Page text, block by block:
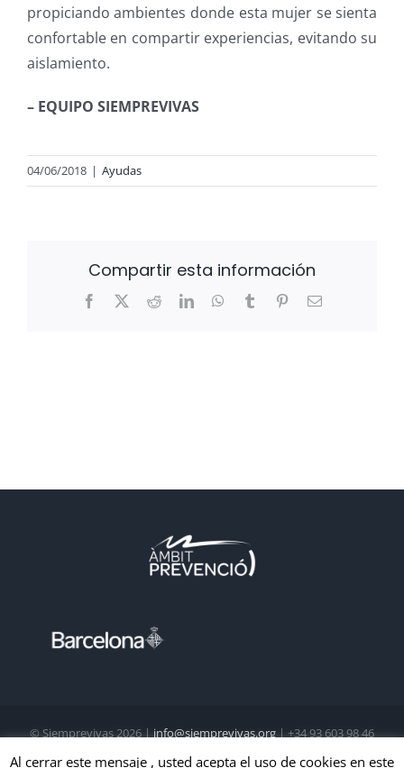
propiciando ambientes donde esta mujer se sienta
confortable en compartir experiencias, evitando su
aislamiento.
– EQUIPO SIEMPREVIVAS
04/06/2018 | Ayudas
Compartir esta información
Facebook RedditLinkedInWhatsApp
Tumblr PinterestCorreo
© Siemprevivas2026 | info@siemprevivas.org | +34 93 603 98 46
| Todos los derechos reservados
Al cerrar este mensaje , usted acepta el uso de cookies en este